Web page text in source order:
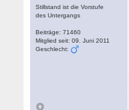
Stillstand ist die Vorstufe
des Untergangs
Beiträge: 71460
Mitglied seit: 09. Juni 2011
Geschlecht: